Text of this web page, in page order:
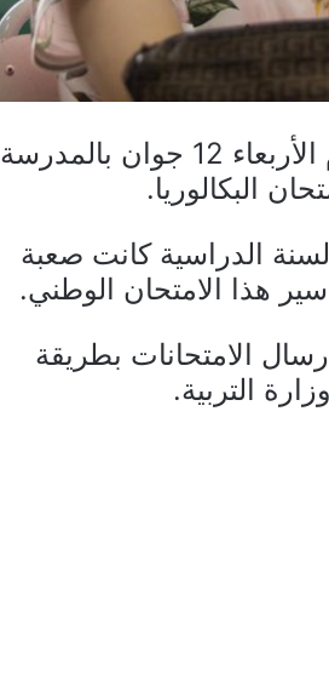
تابع رئيس الحكومة يوسف الشاهد صباح اليوم الأربعاء 12 جوان بالمدرسة
البكالوريا.
الدراسية كانت صعبة
هذا الامتحان الوطني.
الامتحانات بطريقة
التربية.